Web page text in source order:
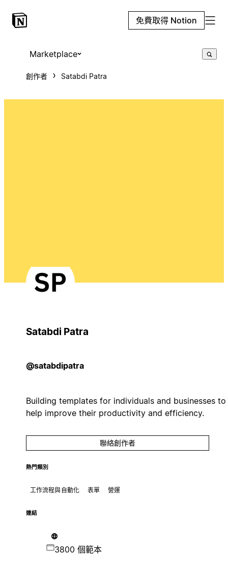
免費取得 Notion
Marketplace
創作者 Satabdi Patra
Satabdi Patra
@satabdipatra
Building templates for individuals and businesses to
help improve their productivity and efficiency.
聯絡創作者
熱門類別
工作流程與自動化 表單 營運
連結
3800 個範本